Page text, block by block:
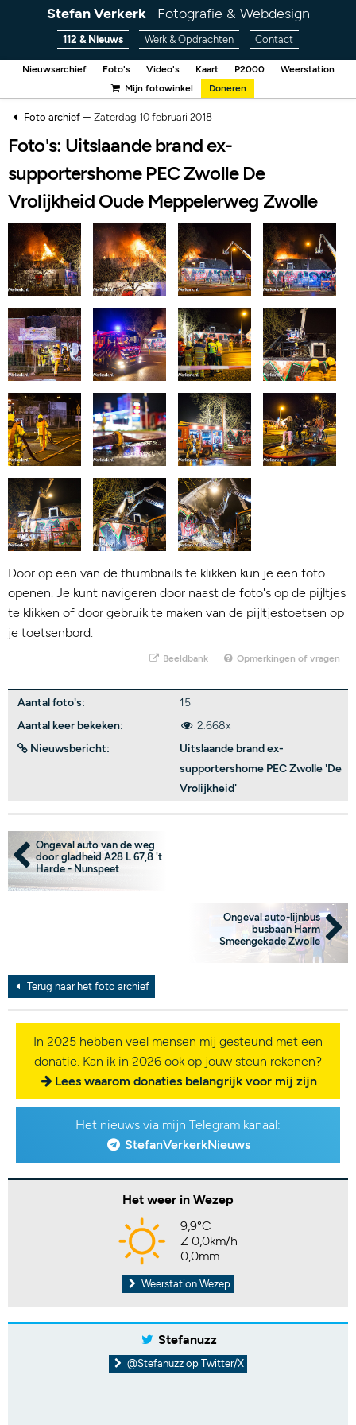
Stefan Verkerk Fotografie & Webdesign
112 & Nieuws Werk & Opdrachten Contact
Nieuwsarchief Foto's Video's Kaart P2000
Weerstation
Mijn fotowinkel
Doneren
Foto archief– Zaterdag 10 februari 2018
Foto's: Uitslaande brand ex-
supportershome PEC Zwolle De
Vrolijkheid Oude Meppelerweg Zwolle
Door op een van de thumbnails te klikken kun je een foto
openen. Je kunt navigeren door naast de foto's op de pijltjes
te klikken of door gebruik te maken van de pijltjestoetsen op
je toetsenbord.
Beeldbank Opmerkingen of vragen
Aantal foto's:
15
Aantal keer bekeken:
2.668x
Nieuwsbericht:
Uitslaande brand ex-
supportershome PEC Zwolle 'De
Vrolijkheid'
Ongeval auto van de weg
door gladheid A28 L 67,8 't
Harde - Nunspeet
Ongeval auto-lijnbus
busbaan Harm
Smeengekade Zwolle
Terug naar het foto archief
In 2025 hebben veel mensen mij gesteund met een
donatie. Kan ik in 2026 ook op jouw steun rekenen?
Lees waarom donaties belangrijk voor mij zijn
Het nieuws via mijn Telegram kanaal:
StefanVerkerkNieuws
Het weer in Wezep
9,9°C
Z 0,0km/h
0,0mm
Weerstation Wezep
Stefanuzz
@Stefanuzz op Twitter/X